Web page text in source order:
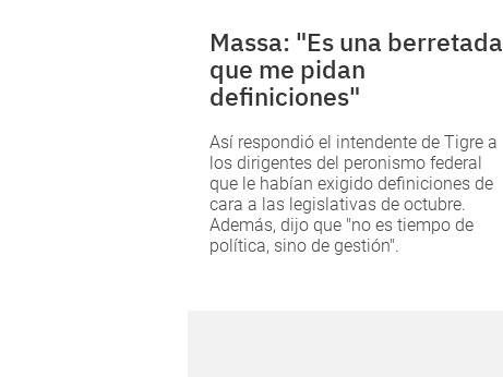
Massa: "Es una berretada
que me pidan
definiciones"
Así respondió el intendente de Tigre a
los dirigentes del peronismo federal
que le habían exigido definiciones de
cara a las legislativas de octubre.
Además, dijo que "no es tiempo de
política, sino de gestión".